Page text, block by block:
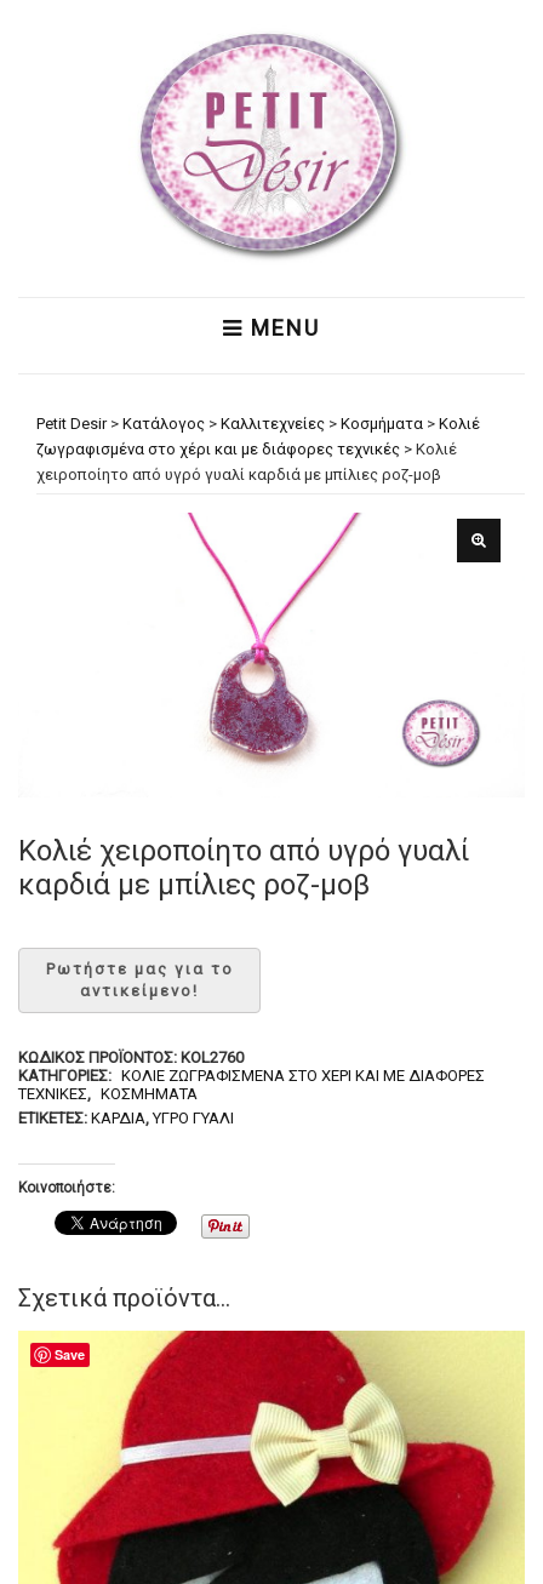
MENU
Petit Desir> Κατάλογος > Καλλιτεχνείες > Κοσμήματα > Κολιέ
ζωγραφισμένα στο χέρι και με διάφορες τεχνικές > Κολιέ
χειροποίητο από υγρό γυαλί καρδιά με μπίλιες ροζ-μοβ
Κολιέ χειροποίητο από υγρό γυαλί
καρδιά με μπίλιες ροζ-μοβ
ΚΩΔΙΚΌΣ ΠΡΟΪΌΝΤΟΣ: KOL2760
ΚΑΤΗΓΟΡΊΕΣ: ΚΟΛΙΈ ΖΩΓΡΑΦΙΣΜΈΝΑ ΣΤΟ ΧΈΡΙ ΚΑΙ ΜΕ ΔΙΆΦΟΡΕΣ
ΤΕΧΝΙΚΈΣ, ΚΟΣΜΉΜΑΤΑ
ΕΤΙΚΈΤΕΣ: ΚΑΡΔΙΆ,ΥΓΡΌ ΓΥΑΛΊ
Κοινοποιήστε:
Σχετικά προϊόντα...
Save